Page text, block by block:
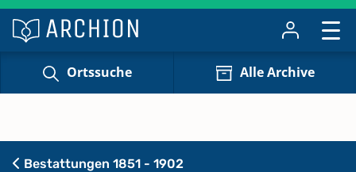
Ortssuche Alle Archive
Bestattungen 1851 - 1902